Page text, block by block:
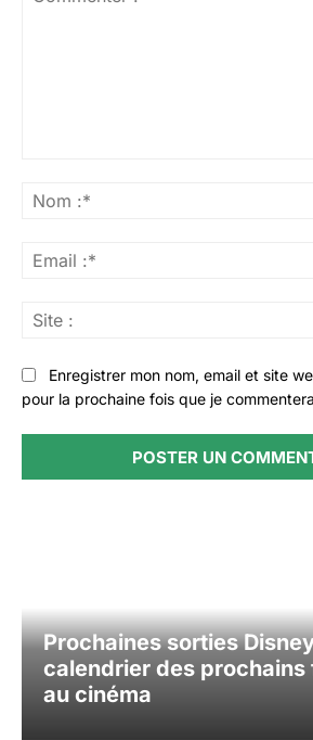
Enregistrer mon nom, email et site
pour la prochaine fois que je
Prochaines sorties
calendrier des prochains
au cinéma